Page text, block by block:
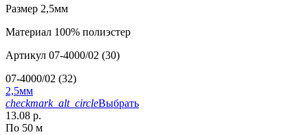
Размер 2,5мм
Материал 100% полиэстер
Артикул 07-4000/02 (30)
07-4000/02 (32)
2,5мм
checkmark_alt_circleВыбрать
13.08 р.
По 50 м